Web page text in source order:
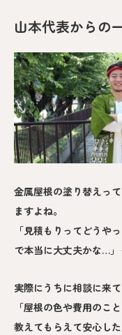
山本代表からの
金属屋根の塗り替えっ
ますよね。
「見積もりってどうや
で本当に大丈夫かな…」
実際にうちに相談に来
「屋根の色や費用のこ
教えてもらえて安心し